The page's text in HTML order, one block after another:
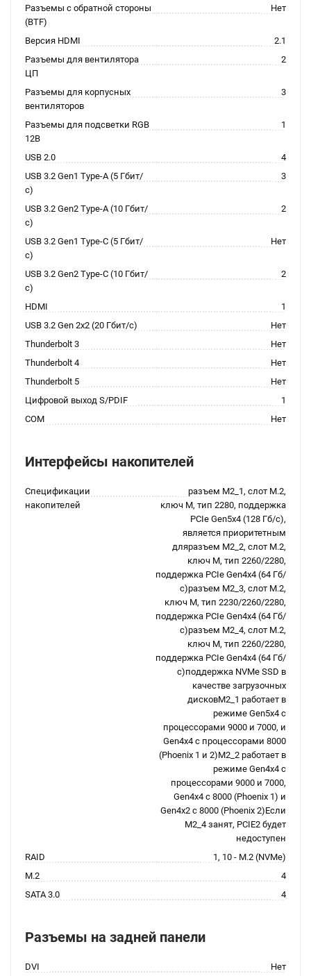
Разъемы с обратной стороны
(BTF)
Нет
Версия HDMI
2.1
Разъемы для вентилятора
ЦП
2
Разъемы для корпусных
вентиляторов
3
Разъемы для подсветки RGB
12В
1
USB 2.0
4
USB 3.2 Gen1 Type-A (5 Гбит/
с)
3
USB 3.2 Gen2 Type-A (10 Гбит/
с)
2
USB 3.2 Gen1 Type-C (5 Гбит/
с)
Нет
USB 3.2 Gen2 Type-C (10 Гбит/
с)
2
HDMI
1
USB 3.2 Gen 2x2 (20 Гбит/с)
Нет
Thunderbolt 3
Нет
Thunderbolt 4
Нет
Thunderbolt 5
Нет
Цифровой выход S/PDIF
1
COM
Нет
Интерфейсы накопителей
Спецификации
накопителей
разъем M2_1, слот M.2,
ключ M, тип 2280, поддержка
PCIe Gen5x4 (128 Гб/с),
является приоритетным
дляразъем M2_2, слот M.2,
ключ M, тип 2260/2280,
поддержка PCIe Gen4x4 (64 Гб/
с)разъем M2_3, слот M.2,
ключ M, тип 2230/2260/2280,
поддержка PCIe Gen4x4 (64 Гб/
с)разъем M2_4, слот M.2,
ключ M, тип 2260/2280,
поддержка PCIe Gen4x4 (64 Гб/
с)поддержка NVMe SSD в
качестве загрузочных
дисковM2_1 работает в
режиме Gen5x4 с
процессорами 9000 и 7000, и
Gen4x4 с процессорами 8000
(Phoenix 1 и 2)M2_2 работает в
режиме Gen4x4 с
процессорами 9000 и 7000,
Gen4x4 с 8000 (Phoenix 1) и
Gen4x2 с 8000 (Phoenix 2)Если
M2_4 занят, PCIE2 будет
недоступен
RAID
1, 10 - M.2 (NVMe)
M.2
4
SATA 3.0
4
Разъемы на задней панели
DVI
Нет